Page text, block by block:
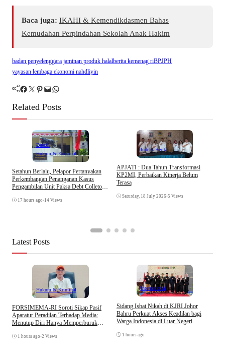
Baca juga: IKAHI & Kemendikdasmen Bahas
Kemudahan Perpindahan Sekolah Anak Hakim
badan penyelenggara jaminan produk halalberita kemenag riBPJPH
yayasan lembaga ekonomi nahdliyin
Facebook Twitter Pinterest Mail WhatsApp
Related Posts
Daerah
Hukum & Kriminal
Setahun Berlalu, Pelapor Pertanyakan
Perkembangan Penanganan Kasus
Pengambilan Unit Paksa Debt Colletor
17 hours ago •14 Views
Indeks Berita
APJATI : Dua Tahun Transformasi
KP2MI, Perbaikan Kinerja Belum
Terasa
Saturday, 18 July 2026•5 Views
Latest Posts
Hukum & Kriminal
​FORSIMEMA-RI Soroti Sikap Pasif
Aparatur Peradilan Terhadap Media:
Menutup Diri Hanya Memperburuk
1 hours ago •2 Views
Internasional
Sidang Isbat Nikah di KJRI Johor
Bahru Perkuat Akses Keadilan bagi
Warga Indonesia di Luar Negeri
1 hours ago